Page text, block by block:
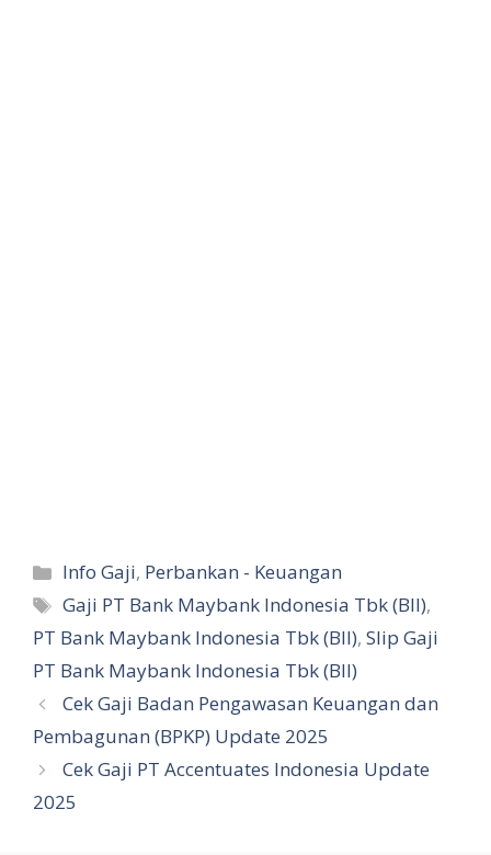
Kategori
Info Gaji, Perbankan - Keuangan
Tag
Gaji PT Bank Maybank Indonesia Tbk (BII),
PT Bank Maybank Indonesia Tbk (BII), Slip Gaji
PT Bank Maybank Indonesia Tbk (BII)
Cek Gaji Badan Pengawasan Keuangan dan
Pembagunan (BPKP) Update 2025
Cek Gaji PT Accentuates Indonesia Update
2025